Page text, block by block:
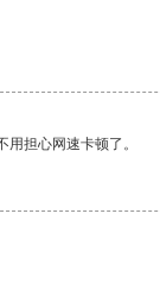
担心网速卡顿了。